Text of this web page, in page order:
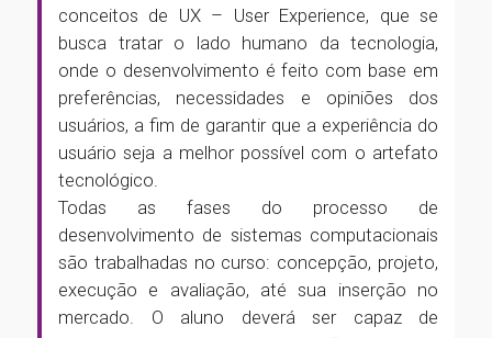
conceitos de UX – User Experience, que se
busca tratar o lado humano da tecnologia,
onde o desenvolvimento é feito com base em
preferências, necessidades e opiniões dos
usuários, a fim de garantir que a experiência do
usuário seja a melhor possível com o artefato
tecnológico.
Todas as fases do processo de
desenvolvimento de sistemas computacionais
são trabalhadas no curso: concepção, projeto,
execução e avaliação, até sua inserção no
mercado. O aluno deverá ser capaz de